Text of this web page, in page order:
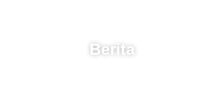
Berita